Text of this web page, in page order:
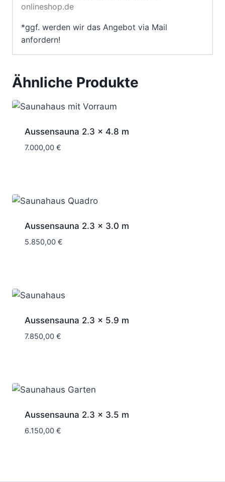
onlineshop.de
*ggf. werden wir das Angebot via Mail
anfordern!
Ähnliche Produkte
Aussensauna 2.3 x 4.8 m
7.000,00 €
Aussensauna 2.3 x 3.0 m
5.850,00 €
Aussensauna 2.3 x 5.9 m
7.850,00 €
Aussensauna 2.3 x 3.5 m
6.150,00 €